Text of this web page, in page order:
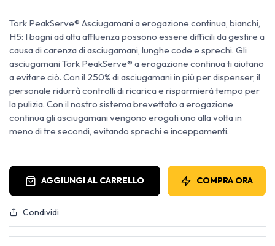
Tork PeakServe® Asciugamani a erogazione continua, bianchi,
H5: I bagni ad alta affluenza possono essere difficili da gestire a
causa di carenza di asciugamani, lunghe code e sprechi. Gli
asciugamani Tork PeakServe® a erogazione continua ti aiutano
a evitare ciò. Con il 250% di asciugamani in più per dispenser, il
personale ridurrà controlli di ricarica e risparmierà tempo per
la pulizia. Con il nostro sistema brevettato a erogazione
continua gli asciugamani vengono erogati uno alla volta in
meno di tre secondi, evitando sprechi e inceppamenti.
AGGIUNGI AL CARRELLO COMPRA ORA
Condividi